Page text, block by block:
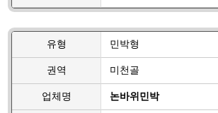
유형 민박형
권역 미천골
업체명 논바위민박